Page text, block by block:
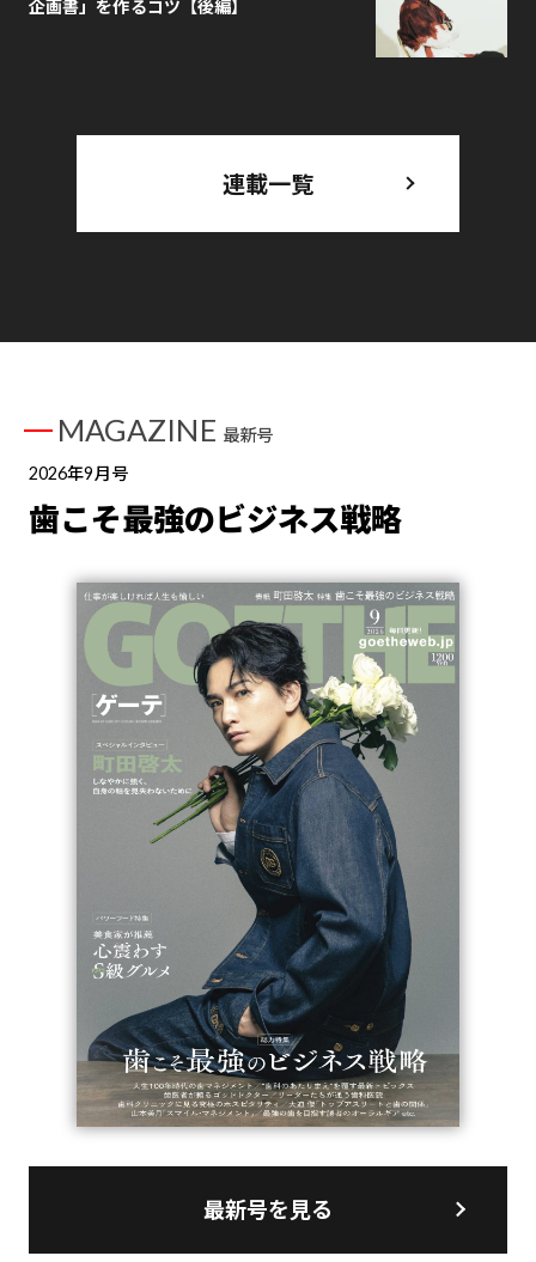
企画書」を作るコツ【後編】
連載一覧
MAGAZINE 最新号
2026年9月号
歯こそ最強のビジネス戦略
最新号を見る